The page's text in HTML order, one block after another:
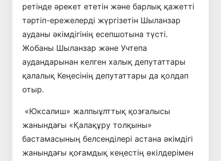
ретінде әрекет ететін және барлық қажетті
тәртіп-ережелерді жүргізетін Шыланзар
ауданы әкімдігінің есепшотына түсті.
Жобаны Шыланзар және Учтепа
аудандарынан келген халық депутаттары
қалалық Кеңесінің депутаттары да қолдап
отыр.
«Юксалиш» жалпыұлттық қозғалысы
жанындағы «Қалақұру толқыны»
бастамасының белсенділері астана әкімдігі
жанындағы қоғамдық кеңестің өкілдерімен